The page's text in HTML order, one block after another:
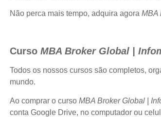
Não perca mais tempo, adquira agora MBA
Curso MBA Broker Global |
Todos os nossos cursos são completos,
mundo.
Ao comprar o curso MBA Broker Global |
conta Google Drive, no computador ou